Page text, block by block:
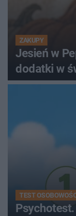
ZAKUPY
Jesień w
dodatki w
TEST